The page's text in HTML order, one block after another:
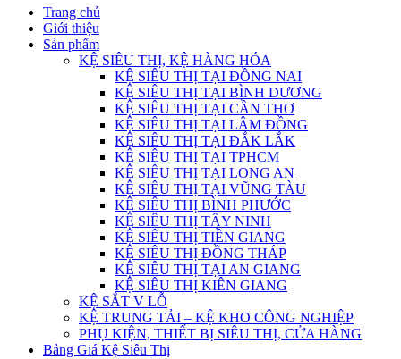
Trang chủ
Giới thiệu
Sản phẩm
KỆ SIÊU THỊ, KỆ HÀNG HÓA
KỆ SIÊU THỊ TẠI ĐỒNG NAI
KỆ SIÊU THỊ TẠI BÌNH DƯƠNG
KỆ SIÊU THỊ TẠI CẦN THƠ
KỆ SIÊU THỊ TẠI LÂM ĐỒNG
KỆ SIÊU THỊ TẠI ĐẮK LẮK
KỆ SIÊU THỊ TẠI TPHCM
KỆ SIÊU THỊ TẠI LONG AN
KỆ SIÊU THỊ TẠI VŨNG TÀU
KỆ SIÊU THỊ BÌNH PHƯỚC
KỆ SIÊU THỊ TÂY NINH
KỆ SIÊU THỊ TIỀN GIANG
KỆ SIÊU THỊ ĐỒNG THÁP
KỆ SIÊU THỊ TẠI AN GIANG
KỆ SIÊU THỊ KIÊN GIANG
KỆ SẮT V LỖ
KỆ TRUNG TẢI – KỆ KHO CÔNG NGHIỆP
PHỤ KIỆN, THIẾT BỊ SIÊU THỊ, CỬA HÀNG
Bảng Giá Kệ Siêu Thị